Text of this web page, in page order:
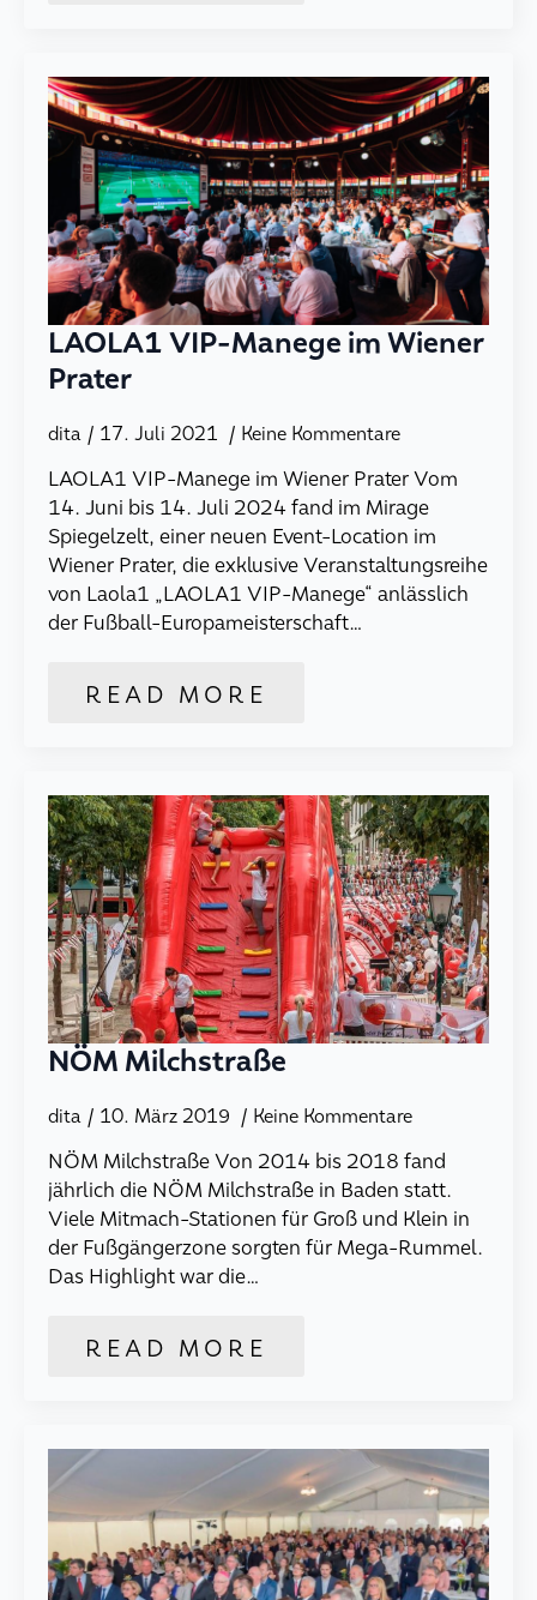
LAOLA1 VIP-Manege im Wiener
Prater
dita 17. Juli 2021 Keine Kommentare
LAOLA1 VIP-Manege im Wiener Prater Vom
14. Juni bis 14. Juli 2024 fand im Mirage
Spiegelzelt, einer neuen Event-Location im
Wiener Prater, die exklusive Veranstaltungsreihe
von Laola1 „LAOLA1 VIP-Manege“ anlässlich
der Fußball-Europameisterschaft…
READ MORE
NÖM Milchstraße
dita 10. März 2019 Keine Kommentare
NÖM Milchstraße Von 2014 bis 2018 fand
jährlich die NÖM Milchstraße in Baden statt.
Viele Mitmach-Stationen für Groß und Klein in
der Fußgängerzone sorgten für Mega-Rummel.
Das Highlight war die…
READ MORE